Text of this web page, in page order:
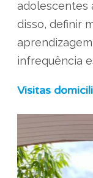
adolescentes
disso, definir
infrequência
Visitas